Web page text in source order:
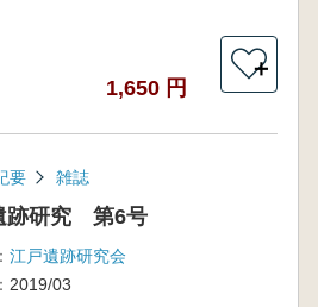
1,650 円
＋
要 雑誌
跡研究 第6号
江戸遺跡研究会
2019/03